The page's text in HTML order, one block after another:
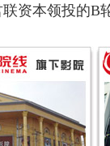
资本领投的B